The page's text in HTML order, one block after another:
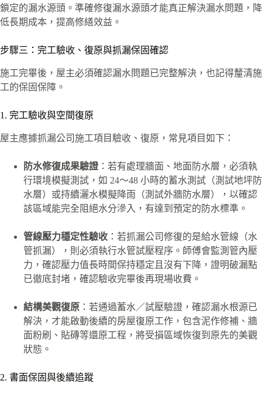
鎖定的漏水源頭。準確修復漏水源頭才能真正解決漏水問題，降
低長期成本，提高修繕效益。
步驟三：完工驗收、復原與抓漏保固確認
施工完畢後，屋主必須確認漏水問題已完整解決，也記得釐清施
工的保固保障。
1. 完工驗收與空間復原
屋主應據抓漏公司施工項目驗收、復原，常見項目如下：
防水修復成果驗證 ：若有處理牆面、地面防水層，必須執
行環境模擬測試，如 24～48 小時的蓄水測試（測試地坪防
水層）或持續灑水模擬降雨（測試外牆防水層），以確認
該區域能完全阻絕水分滲入，有達到預定的防水標準。
管線壓力穩定性驗收 ：若抓漏公司修復的是給水管線（水
管抓漏），則必須執行水管試壓程序。師傅會監測管內壓
力，確認壓力值長時間保持穩定且沒有下降，證明破漏點
已徹底封堵，確認驗收完畢後再現場收費。
結構美觀復原 ：若通過蓄水／試壓驗證，確認漏水根源已
解決，才能啟動後續的房屋復原工作，包含泥作修補、牆
面粉刷、貼磚等還原工程，將受損區域恢復到原先的美觀
狀態。
2. 書面保固與後續追蹤